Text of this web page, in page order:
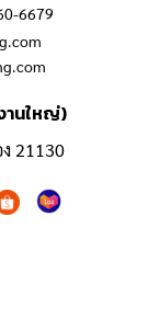
6679
านใหญ่)
21130